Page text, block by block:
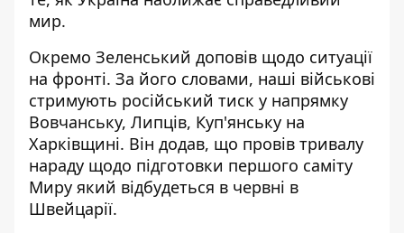
мир.
Окремо Зеленський доповів щодо ситуації
на фронті. За його словами, наші військові
стримують російський тиск у напрямку
Вовчанську, Липців, Куп'янську на
Харківщині. Він додав, що провів тривалу
нараду щодо підготовки першого саміту
Миру який відбудеться в червні в
Швейцарії.